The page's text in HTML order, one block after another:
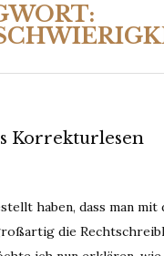
Korrekturlesen
haben, dass man mit
die